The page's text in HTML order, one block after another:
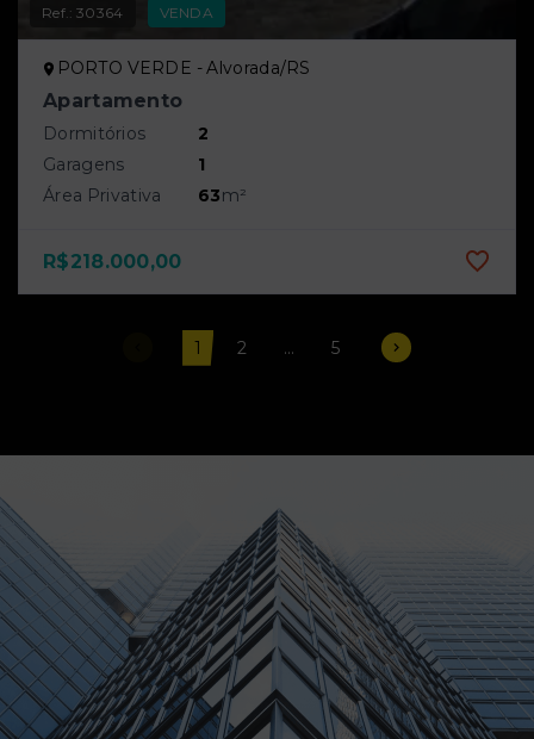
Ref.:30364 VENDA
PORTO VERDE - Alvorada/RS
Apartamento
Dormitórios
2
Garagens
1
Área Privativa
63m²
R$218.000,00
1 2 ... 5